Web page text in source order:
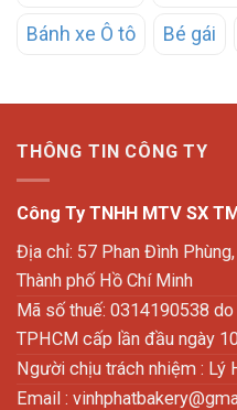
Bánh xe Ô tô Bé gái
THÔNG TIN CÔNG TY
Công Ty TNHH MTV SX
Địa chỉ: 57 Phan Đình
Thành phố Hồ Chí Minh
Mã số thuế: 0314190538
TPHCM cấp lần đầu ngày
Người chịu trách nhiệm : Lý
Email :